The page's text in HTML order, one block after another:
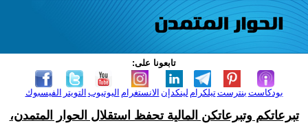
تابعونا على:
الفيسبوك التويتر اليوتيوب الانستغرام لينكدإن تيلكرامبنترست بودكاست
تبرعاتكم وتبرعاتكن المالية تحفظ استقلال الحوار المتمدن،